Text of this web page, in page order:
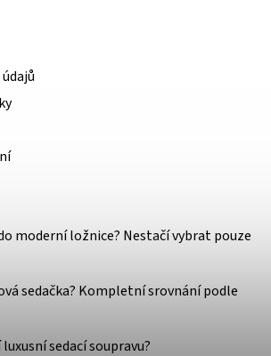
moderní ložnice? Nestačí vybrat pouze
sedačka? Kompletní srovnání podle
sedací soupravu?